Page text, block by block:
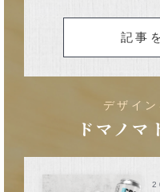
記事
デザイ
ドマノマ